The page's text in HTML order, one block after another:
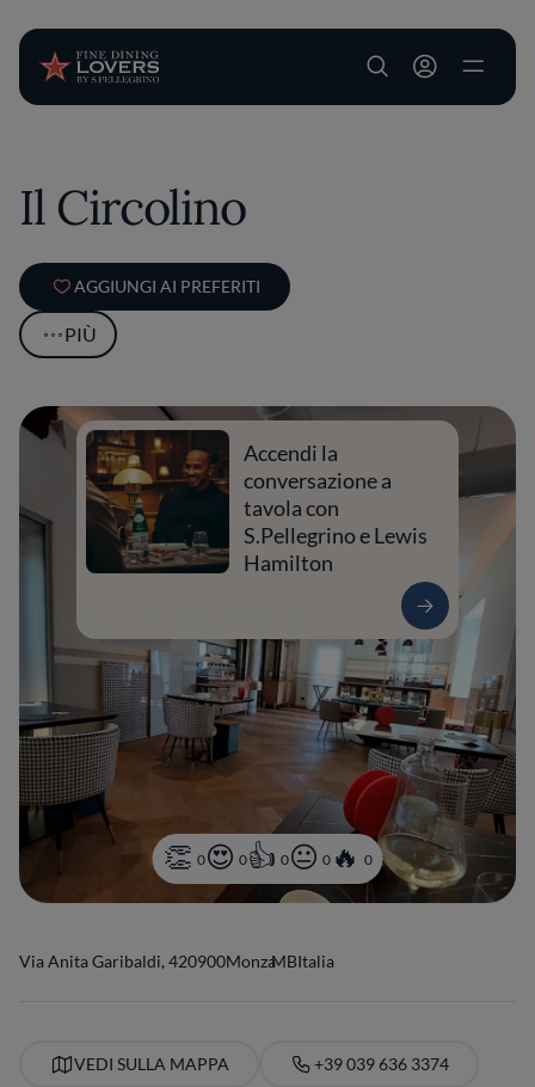
User account
Il Circolino
AGGIUNGI AI PREFERITI
PIÙ
0 0 0 0 0
Accendi la
conversazione a
tavola con
S.Pellegrino e Lewis
Hamilton
Via Anita Garibaldi, 420900MonzaMBItalia
VEDI SULLA MAPPA +39 039 636 3374